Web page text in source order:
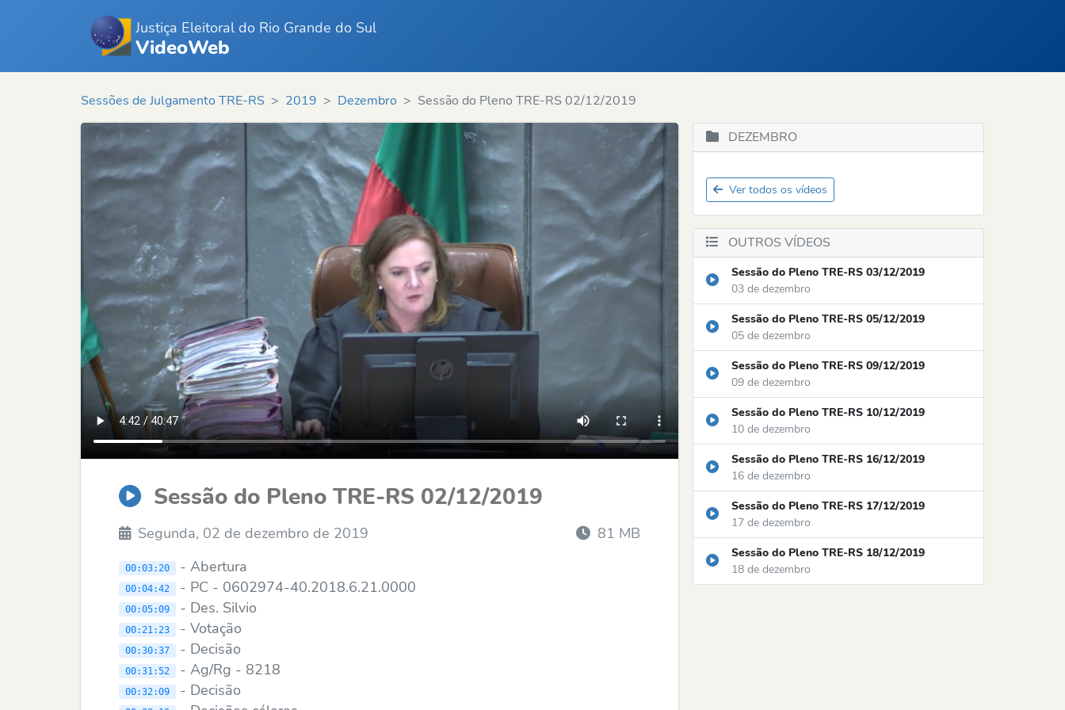
Justiça Eleitoral do Rio Grande do Sul
VideoWeb
Sessões de Julgamento TRE-RS 2019 Dezembro Sessão do Pleno TRE-RS 02/12/2019
Sessão do Pleno TRE-RS 02/12/2019
Segunda, 02 de dezembro de 2019 81 MB
00:03:20 - Abertura
00:04:42 - PC - 0602974-40.2018.6.21.0000
00:05:09 - Des. Silvio
00:21:23 - Votação
00:30:37 - Decisão
00:31:52 - Ag/Rg - 8218
00:32:09 - Decisão
DEZEMBRO
Ver todos os vídeos
OUTROS VÍDEOS
Sessão do Pleno TRE-RS 03/12/2019
03 de dezembro
Sessão do Pleno TRE-RS 05/12/2019
05 de dezembro
Sessão do Pleno TRE-RS 09/12/2019
09 de dezembro
Sessão do Pleno TRE-RS 10/12/2019
10 de dezembro
Sessão do Pleno TRE-RS 16/12/2019
16 de dezembro
Sessão do Pleno TRE-RS 17/12/2019
17 de dezembro
Sessão do Pleno TRE-RS 18/12/2019
18 de dezembro